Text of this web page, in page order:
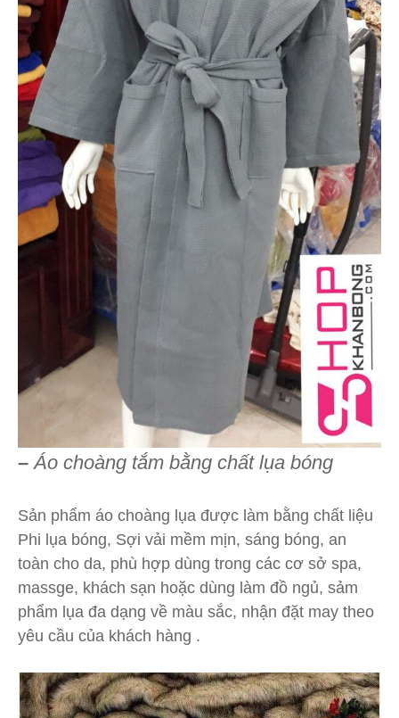
– Áo choàng tắm bằng chất lụa bóng
Sản phẩm áo choàng lụa được làm bằng chất liệu
Phi lụa bóng, Sợi vải mềm mịn, sáng bóng, an
toàn cho da, phù hợp dùng trong các cơ sở spa,
massge, khách sạn hoặc dùng làm đồ ngủ, sảm
phẩm lụa đa dạng về màu sắc, nhận đặt may theo
yêu cầu của khách hàng .